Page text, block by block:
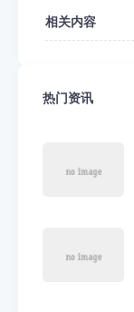
相关内容
热门资讯